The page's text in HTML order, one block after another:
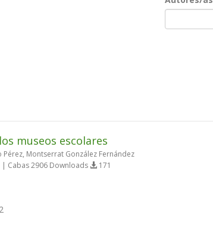
museos escolares
Pérez, Montserrat González Fernández
Cabas 2906 Downloads 171